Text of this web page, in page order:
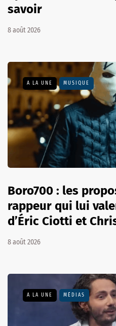
savoir
8 août 2026
A LA UNE MUSIQUE
Boro700 : les
rappeur qui lui
d’Éric Ciotti et
8 août 2026
A LA UNE MÉDIAS